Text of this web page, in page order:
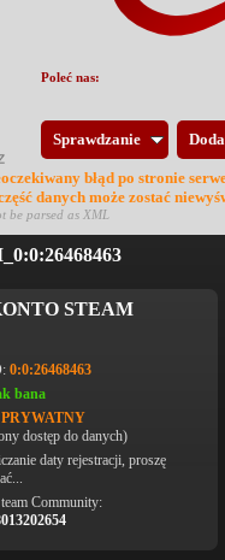
Sprawdzanie
błąd po stronie
danych może zostać
be parsed as XML
STEAM
0:0:26468463
bana
dostęp do danych)
daty rejestracji, proszę
Community:
Poleć nas: